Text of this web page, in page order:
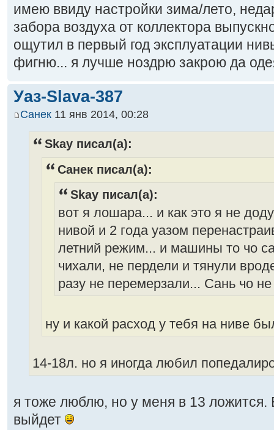
имею ввиду настройки зима/лето,
забора воздуха от коллектора
ощутил в первый год эксплуатации
фигню... я лучше ноздрю закрою да
Уаз-Slava-387
Санек 11 янв 2014, 00:28
Skay писал(а):
Санек писал(а):
Skay писал(а):
вот я лошара... и как это я не
нивой и 2 года уазом
летний режим... и машины то чо
чихали, не пердели и тянули
разу не перемерзали... Сань чо
ну и какой расход у тебя на ниве
14-18л. но я иногда любил
я тоже люблю, но у меня в 13 ложится.
выйдет